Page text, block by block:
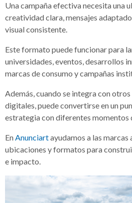
Una campaña efectiva necesita una
creatividad clara, mensajes
visual consistente.
Este formato puede funcionar para
universidades, eventos, desarrollos
marcas de consumo y campañas
Además, cuando se integra con
digitales, puede convertirse en un
estrategia con diferentes momentos
EnAnunciartayudamos a las
ubicaciones y formatos para
e impacto.